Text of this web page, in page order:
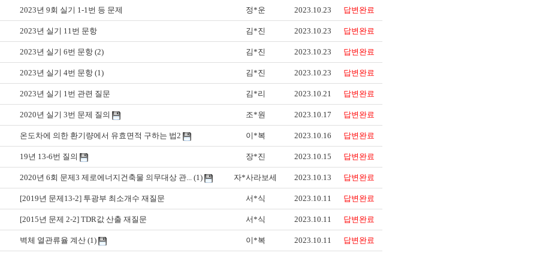
2023년 9회 실기 1-1번 등 문제 정*운 2023.10.23 답변완료
2023년 실기 11번 문항 김*진 2023.10.23 답변완료
2023년 실기 6번 문항 (2) 김*진 2023.10.23 답변완료
2023년 실기 4번 문항 (1) 김*진 2023.10.23 답변완료
2023년 실기 1번 관련 질문 김*리 2023.10.21 답변완료
2020년 실기 3번 문제 질의 조*원 2023.10.17 답변완료
온도차에 의한 환기량에서 유효면적 구하는 법2 이*복 2023.10.16 답변완료
19년 13-6번 질의 장*진 2023.10.15 답변완료
2020년 6회 문제3 제로에너지건축물 의무대상 관... (1) 자*사라보세 2023.10.13 답변완료
[2019년 문제13-2] 투광부 최소개수 재질문 서*식 2023.10.11 답변완료
[2015년 문제 2-2] TDR값 산출 재질문 서*식 2023.10.11 답변완료
벽체 열관류율 계산 (1) 이*복 2023.10.11 답변완료